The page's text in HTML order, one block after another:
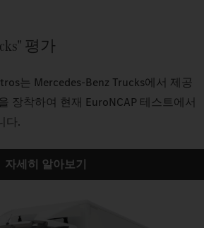
평가
는 Mercedes-Benz Trucks에서 제공
장착하여 현재 EuroNCAP 테스트에서
다.
자세히 알아보기